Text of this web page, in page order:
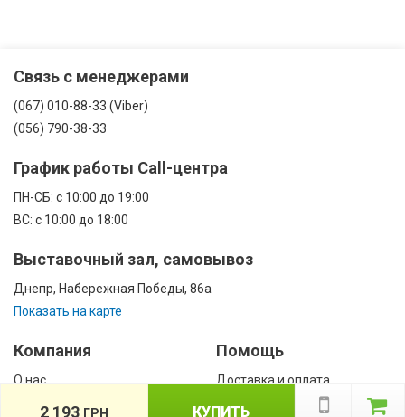
Связь с менеджерами
(067) 010-88-33 (Viber)
(056) 790-38-33
График работы Call-центра
ПН-CБ: с 10:00 до 19:00
ВС: с 10:00 до 18:00
Выставочный зал, самовывоз
Днепр, Набережная Победы, 86а
Показать на карте
Компания
О нас
Помощь
Доставка и оплата
КУПИТЬ
2 193 ГРН